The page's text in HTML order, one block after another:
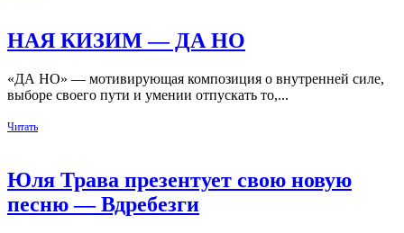
НАЯ КИЗИМ — ДА НО
«ДА НО» — мотивирующая композиция о внутренней силе,
выборе своего пути и умении отпускать то,...
Читать
Юля Трава презентует свою новую
песню — Вдребезги